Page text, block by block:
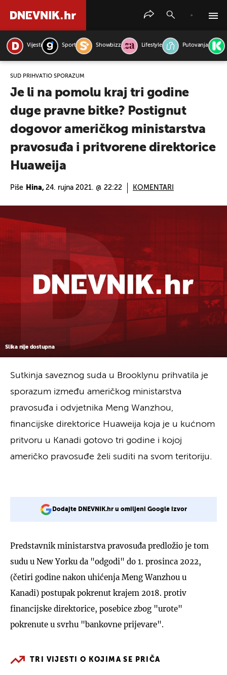
Vijesti Sport Showbizz Lifestyle Putovanja
SUD PRIHVATIO SPORAZUM
Je li na pomolu kraj tri godine
duge pravne bitke? Postignut
dogovor američkog ministarstva
pravosuđa i pritvorene direktorice
Huaweija
Piše Hina, 24. rujna 2021. @ 22:22 KOMENTARI
Slika nije dostupna
Sutkinja saveznog suda u Brooklynu prihvatila je
sporazum između američkog ministarstva
pravosuđa i odvjetnika Meng Wanzhou,
financijske direktorice Huaweija koja je u kućnom
pritvoru u Kanadi gotovo tri godine i kojoj
američko pravosuđe želi suditi na svom teritoriju.
Dodajte DNEVNIK.hr u omiljeni Google izvor
Predstavnik ministarstva pravosuđa predložio je tom
sudu u New Yorku da "odgodi" do 1. prosinca 2022,
(četiri godine nakon uhićenja Meng Wanzhou u
Kanadi) postupak pokrenut krajem 2018. protiv
financijske direktorice, posebice zbog "urote"
pokrenute u svrhu "bankovne prijevare".
TRI VIJESTI O KOJIMA SE PRIČA
PRETRAŽITE VIJESTI